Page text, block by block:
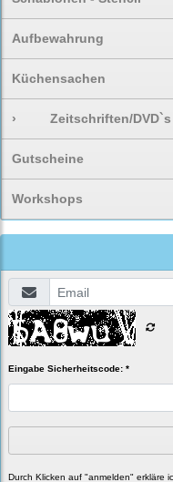
Aufbewahrung
Küchensachen
› Zeitschriften/DVD`s
Gutscheine
Workshops
Eingabe Sicherheitscode: *
Durch Klicken auf "anmelden" erkläre